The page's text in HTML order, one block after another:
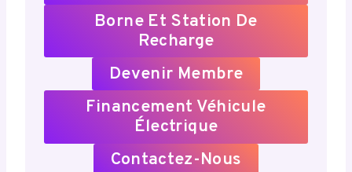
Borne Et Station De
Recharge
Devenir Membre
Financement Véhicule
Électrique
Contactez-Nous